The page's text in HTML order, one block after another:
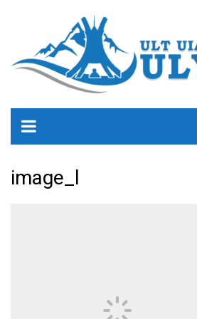
image_l